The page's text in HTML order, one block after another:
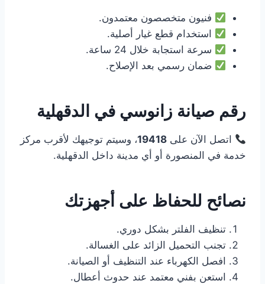
فنيون متخصصون معتمدون.
استخدام قطع غيار أصلية.
سرعة استجابة خلال 24 ساعة.
ضمان رسمي بعد الإصلاح.
رقم صيانة زانوسي في الدقهلية
اتصل الآن على19418، وسيتم توجيهك لأقرب مركز
خدمة في المنصورة أو أي مدينة داخل الدقهلية.
نصائح للحفاظ على أجهزتك
تنظيف الفلتر بشكل دوري.
تجنب التحميل الزائد على الغسالة.
افصل الكهرباء عند التنظيف أو الصيانة.
استعن بفني معتمد عند حدوث أعطال.